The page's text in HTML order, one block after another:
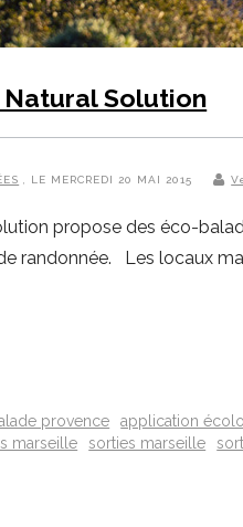
Solution
, LE MERCREDI 20 MAI 2015
propose des éco-
randonnée. Les locaux
provence application écolo
marseille sorties marseille